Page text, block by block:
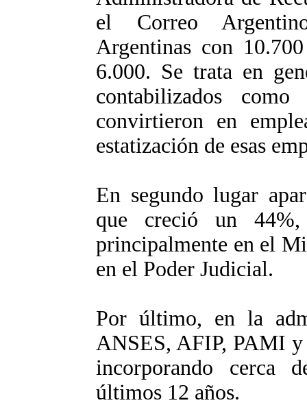
el Correo
Argentinas con
6.000. Se trata en
contabilizados
convirtieron en
estatización de esas
En segundo lugar
que creció un 44%,
principalmente en el
en el Poder Judicial.
Por último, en la
ANSES, AFIP, PAMI
incorporando cerca
últimos 12 años.